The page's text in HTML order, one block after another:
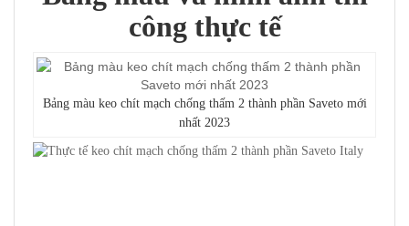
công thực tế
Bảng màu keo chít mạch chống thấm 2 thành phần Saveto mới
nhất 2023